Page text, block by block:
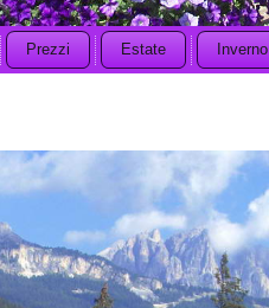
Prezzi Estate Inverno